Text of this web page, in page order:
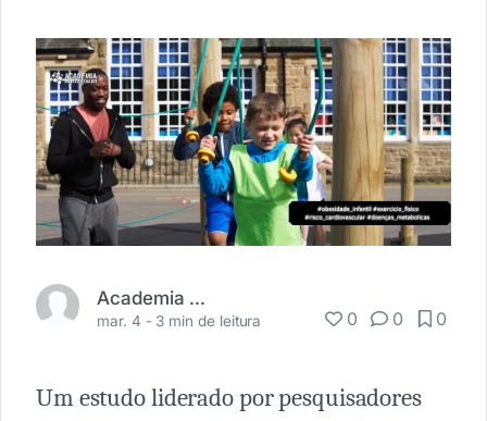
Academia Médica
mar. 4 - 3 min de leitura 0 0 0
Um estudo liderado por pesquisadores